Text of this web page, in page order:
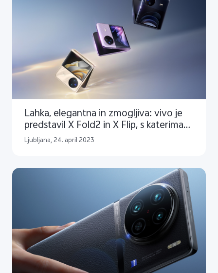
Lahka, elegantna in zmogljiva: vivo je
predstavil X Fold2 in X Flip, s katerima
širi ponudbo zložljivih vodilnih naprav
Ljubljana, 24. april 2023